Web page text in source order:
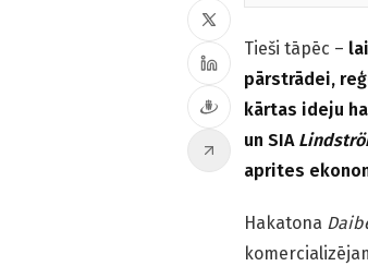
Tieši tāpēc –
pārstrādei,
kārtas ideju
un SIA
aprites
Hakatona